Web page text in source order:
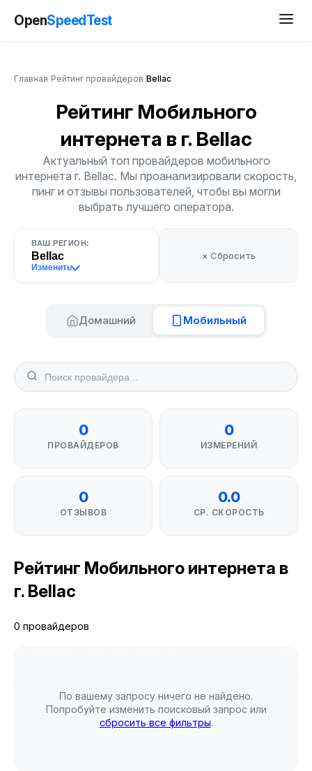
OpenSpeedTest
Главная Рейтинг провайдеров Bellac
Рейтинг Мобильного
интернета в г. Bellac
Актуальный топ провайдеров мобильного
интернета г. Bellac. Мы проанализировали скорость,
пинг и отзывы пользователей, чтобы вы могли
выбрать лучшего оператора.
ВАШ РЕГИОН:
Bellac
Изменить
× Сбросить
Домашний Мобильный
0
ПРОВАЙДЕРОВ
0
ИЗМЕРЕНИЙ
0
ОТЗЫВОВ
0.0
СР. СКОРОСТЬ
Рейтинг Мобильного интернета в
г. Bellac
0 провайдеров
По вашему запросу ничего не найдено.
Попробуйте изменить поисковый запрос или
сбросить все фильтры.